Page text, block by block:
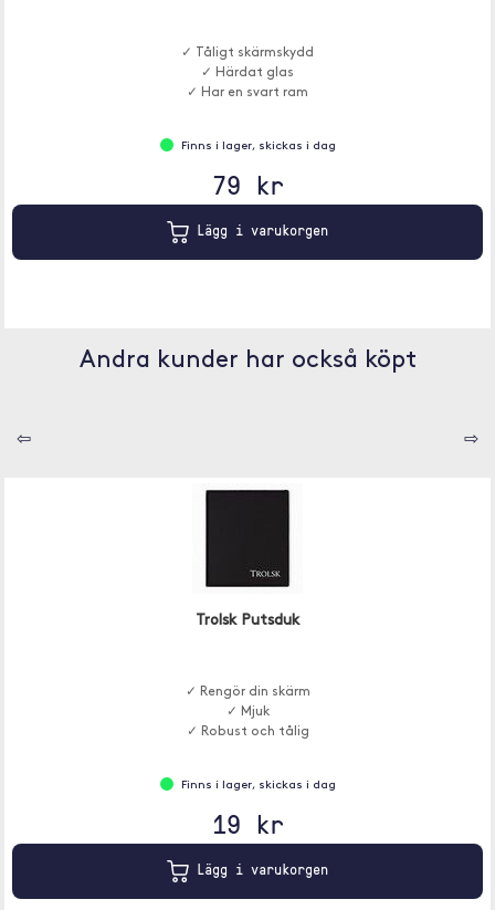
✓ Tåligt skärmskydd
✓ Härdat glas
✓ Har en svart ram
Finns i lager, skickas i dag
79 kr
Lägg i varukorgen
Andra kunder har också köpt
⇦ ⇨
Trolsk Putsduk
✓ Rengör din skärm
✓ Mjuk
✓ Robust och tålig
Finns i lager, skickas i dag
19 kr
Lägg i varukorgen